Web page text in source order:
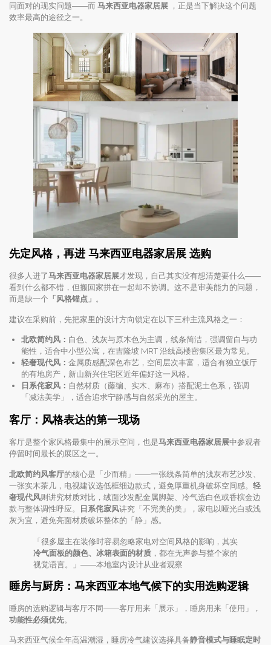
同面对的现实问题——而马来西亚电器家居展 ，正是当下解决这个问题
效率最高的途径之一。
先定风格，再进 马来西亚电器家居展 选购
很多人进了马来西亚电器家居展才发现，自己其实没有想清楚要什么——
看到什么都不错，但搬回家拼在一起却不协调。这不是审美能力的问题，
而是缺一个 「风格锚点」 。
建议在采购前，先把家里的设计方向锁定在以下三种主流风格之一：
北欧简约风： 白色、浅灰与原木色为主调，线条简洁，强调留白与功
能性，适合中小型公寓，在吉隆坡 MRT 沿线高楼密集区最为常见。
轻奢现代风： 金属质感配深色布艺，空间层次丰富，适合有独立饭厅
的有地房产，新山新兴住宅区近年偏好这一风格。
日系侘寂风： 自然材质（藤编、实木、麻布）搭配泥土色系，强调
「减法美学」，适合追求宁静感与自然采光的屋主。
客厅：风格表达的第一现场
客厅是整个家风格最集中的展示空间，也是马来西亚电器家居展中参观者
停留时间最长的展区之一。
北欧简约风客厅的核心是「少而精」——一张线条简单的浅灰布艺沙发、
一张实木茶几，电视建议选低框细边款式，避免厚重机身破坏空间感。 轻
奢现代风则讲究材质对比，绒面沙发配金属脚架、冷气选白色或香槟金边
款与整体调性呼应。
日系侘寂风讲究「不完美的美」，家电以哑光白或浅
灰为宜，避免亮面材质破坏整体的「静」感。
「很多屋主在装修时容易忽略家电对空间风格的影响，其实
冷气面板的颜色、冰箱表面的材质 ，都在无声参与整个家的
视觉语言。」——本地室内设计从业者观察
睡房与厨房：马来西亚本地气候下的实用选购逻辑
睡房的选购逻辑与客厅不同——客厅用来「展示」，睡房用来「使用」，
功能性必须优先。
马来西亚气候全年高温潮湿，睡房冷气建议选择具备静音模式与睡眠定时